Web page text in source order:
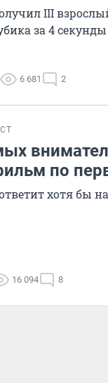
III
за 4 секунды
6 681 2
по
хотя бы
16 094 8